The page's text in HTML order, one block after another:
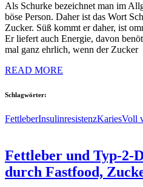
Als Schurke bezeichnet man im
böse Person. Daher ist das Wort
Zucker. Süß kommt er daher, ist
Er liefert auch Energie, davon
mal ganz ehrlich, wenn der Zucker
READ MORE
Schlagwörter:
FettleberInsulinresistenzKariesVoll
Fettleber und Typ-2-
durch Fastfood,